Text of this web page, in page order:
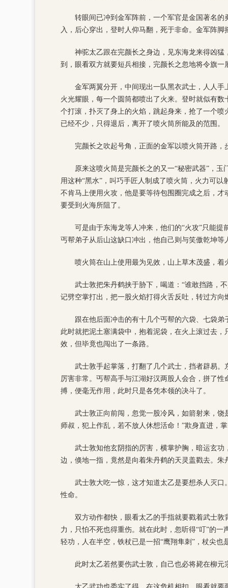
转眼间已冲到金军阵前，一个军官是金国著名
入，后心穿出，登时人仰马翻，死于非命。金军阵脚
神驼太乙跟在完颜长之身边，见东海龙来得凶
到，眼看双方就要短兵相接，完颜长之忽地将令旗一
金军两翼分开，中间现出一队黑衣武士，人人
火光耀眼，每一个圆筒都喷出了火来。登时就似有
个打滚，扑灭了身上的火焰，跳起身来，抢了一个
已经不少，只得退后，离开了喷火筒所能及的范围。
完颜长之吹起号角，正面的金军以喷火筒开路
原来这喷火筒是完颜长之的又一“秘密武器”，
用这种“黑水”，叫巧手匠人制成了喷火筒，火力可
不肯马上便用火攻，他是要等待包围圈完成之后，
要受到火海所阻了。
可是由于东海龙等人冲来，他们的“火攻”只能
丐帮弟子从后山这缺口冲出，他自己则与笑傲乾坤
喷火筒在山上使用最为见效，山上草木茂盛，
武士敦把朱丹鹤挟于胁下，喝道：“谁敢挡路，
记劈空掌打出，把一股火焰打得火舌反吐，转过方
跟在他后面冲击的有十几个丐帮的六袋、七袋
此时就把泥土塞满袋中，抱着泥袋，在火上滚过去
效，但毕竟也闯出了一条路。
武士敦手起掌落，打翻了几个武士，挡者辟易
厉害非常。丐帮高手与江湖好汉两股人会合，拼了
搏，便毫无作用，此时只是各凭本领的决斗了。
武士敦正向前闯，忽觉一股冷风，如箭射来，
师叔，犯上作乱，若不放人休想活命！”欺身直进，
武士敦知他玄阴指的厉害，横掌护胸，暗运玄
边，倏地一指，竟然是向着朱丹鹤的天灵盖戳去。
武士敦大吃一惊，这才知道太乙是要想杀人灭
性命。
双方动作都快，眼看太乙的手指就要戳着武士
力，只怕不死也得重伤。就在此时，忽听得“叮”的
轻功，人在半空，铁杖已是一招“鹰翔隼刺”，杖尖
此时太乙若然要伤武士敦，自己也必将毙在柳